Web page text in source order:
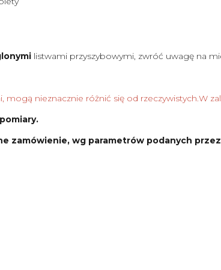
listwami przyszybowymi, zwróć uwagę na
nieznacznie różnić się od rzeczywistych.W
zamówienie, wg parametrów podanych